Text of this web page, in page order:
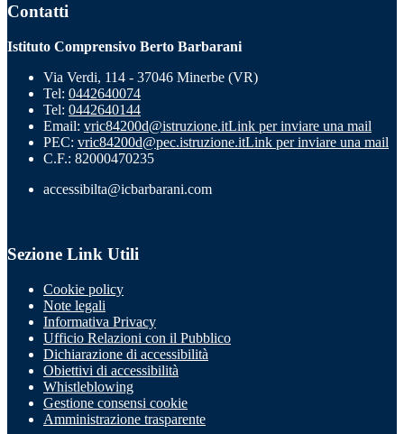
Contatti
Istituto Comprensivo Berto Barbarani
Via Verdi, 114 - 37046 Minerbe (VR)
Tel: 0442640074
Tel: 0442640144
Email: vric84200d@istruzione.itLink per inviare una mail
PEC: vric84200d@pec.istruzione.itLink per inviare una mail
C.F.: 82000470235
accessibilta@icbarbarani.com
Sezione Link Utili
Cookie policy
Note legali
Informativa Privacy
Ufficio Relazioni con il Pubblico
Dichiarazione di accessibilità
Obiettivi di accessibilità
Whistleblowing
Gestione consensi cookie
Amministrazione trasparente